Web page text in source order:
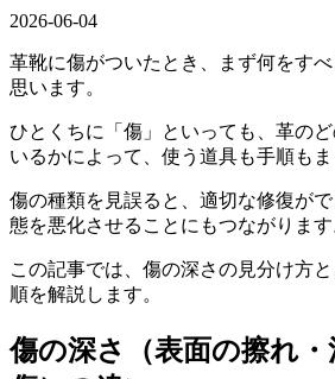
2026-06-04
革靴に傷がついたとき、まず何をす
思います。
ひとくちに「傷」といっても、革の
いるかによって、使う道具も手順もま
傷の種類を見誤ると、適切な修復が
態を悪化させることにもつながります
この記事では、傷の深さの見分け方
順を解説します。
傷の深さ（表面の擦れ